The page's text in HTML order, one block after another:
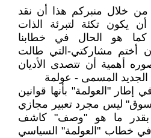
خلال منبركم هذا أن نقد
يكون تكئة لتبرئة الذات
كما هو الحال في خطابنا
أختم مشاركتي-التي طالت
أهمية أن تتصدى الأديان
الجديد المسمى - عولمة
"العولمة" بأنها قوانين
ليس مجرد تعبير مجازي
بقدر ما هو "وصف" كاشف
خطاب "العولمة" السياسي